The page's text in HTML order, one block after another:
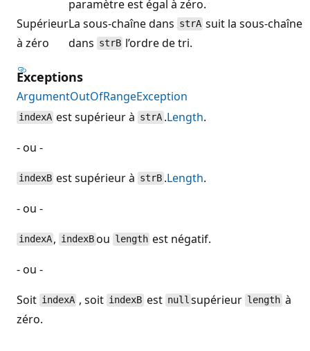
paramètre est égal à zéro.
Supérieur
à zéro
La sous-chaîne dans strA suit la sous-chaîne
dans strB l’ordre de tri.
Exceptions
ArgumentOutOfRangeException
indexA est supérieur à strA.Length.
- ou -
indexB est supérieur à strB.Length.
- ou -
indexA , indexBou length est négatif.
- ou -
Soit indexA , soit indexB est null supérieur length à
zéro.